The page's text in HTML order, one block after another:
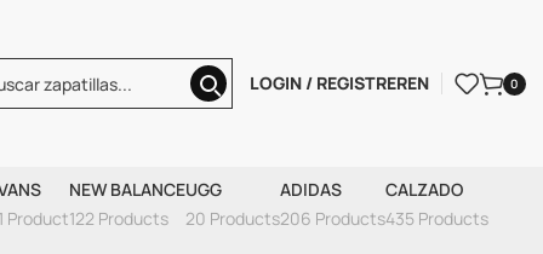
LOGIN / REGISTREREN 0
Product
NEW BALANCE
122 Products
UGG
20 Products
ADIDAS
206 Products
CALZADO
435 Products